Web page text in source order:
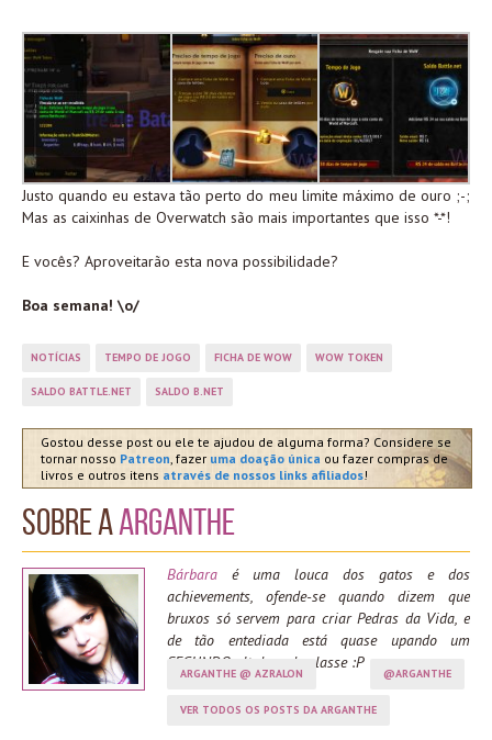
Justo quando eu estava tão perto do meu limite máximo de ouro ;-;
Mas as caixinhas de Overwatch são mais importantes que isso *-*!
E vocês? Aproveitarão esta nova possibilidade?
Boa semana! \o/
NOTÍCIAS TEMPO DE JOGO FICHA DE WOW WOW TOKEN
SALDO BATTLE.NET SALDO B.NET
Gostou desse post ou ele te ajudou de alguma forma? Considere se
tornar nosso Patreon , fazer uma doação única ou fazer compras de
livros e outros itens através de nossos links afiliados!
Sobre aArganthe
Bárbara é uma louca dos gatos e dos
achievements, ofende-se quando dizem que
bruxos só servem para criar Pedras da Vida, e
de tão entediada está quase upando um
SEGUNDO alt de cada classe :P
ARGANTHE @ AZRALON @ARGANTHE
VER TODOS OS POSTS DA ARGANTHE